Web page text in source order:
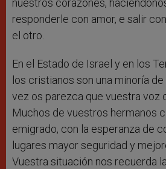
nuestros corazones,
responderle con amor, e salir
el otro.
En el Estado de Israel y en los
los cristianos son una minoría de
vez os parezca que vuestra voz
Muchos de vuestros hermanos
emigrado, con la esperanza de
lugares mayor seguridad y
Vuestra situación nos recuerda